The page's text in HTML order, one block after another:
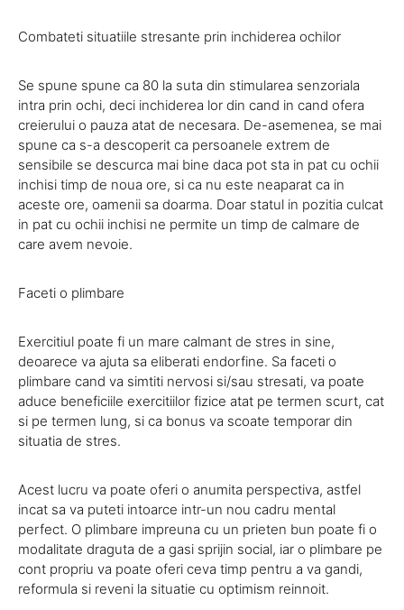
Combateti situatiile stresante prin inchiderea ochilor
Se spune spune ca 80 la suta din stimularea senzoriala
intra prin ochi, deci inchiderea lor din cand in cand ofera
creierului o pauza atat de necesara. De-asemenea, se mai
spune ca s-a descoperit ca persoanele extrem de
sensibile se descurca mai bine daca pot sta in pat cu ochii
inchisi timp de noua ore, si ca nu este neaparat ca in
aceste ore, oamenii sa doarma. Doar statul in pozitia culcat
in pat cu ochii inchisi ne permite un timp de calmare de
care avem nevoie.
Faceti o plimbare
Exercitiul poate fi un mare calmant de stres in sine,
deoarece va ajuta sa eliberati endorfine. Sa faceti o
plimbare cand va simtiti nervosi si/sau stresati, va poate
aduce beneficiile exercitiilor fizice atat pe termen scurt, cat
si pe termen lung, si ca bonus va scoate temporar din
situatia de stres.
Acest lucru va poate oferi o anumita perspectiva, astfel
incat sa va puteti intoarce intr-un nou cadru mental
perfect. O plimbare impreuna cu un prieten bun poate fi o
modalitate draguta de a gasi sprijin social, iar o plimbare pe
cont propriu va poate oferi ceva timp pentru a va gandi,
reformula si reveni la situatie cu optimism reinnoit.